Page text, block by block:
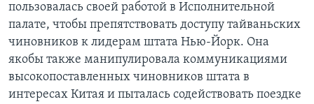
пользовалась своей работой в Исполнительной
палате, чтобы препятствовать доступу тайваньских
чиновников к лидерам штата Нью-Йорк. Она
якобы также манипулировала коммуникациями
высокопоставленных чиновников штата в
интересах Китая и пыталась содействовать поездке